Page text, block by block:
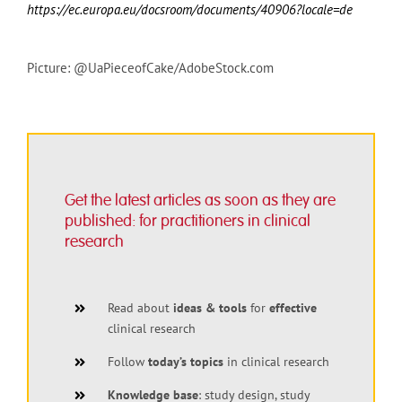
https://ec.europa.eu/docsroom/documents/40906?locale=de
Picture: @UaPieceofCake/AdobeStock.com
Get the latest articles as soon as they are
published: for practitioners in clinical
research
Read about ideas & tools for effective
clinical research
Follow today’s topics in clinical research
Knowledge base: study design, study